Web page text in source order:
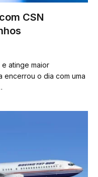
CSN
atinge maior
encerrou o dia com uma